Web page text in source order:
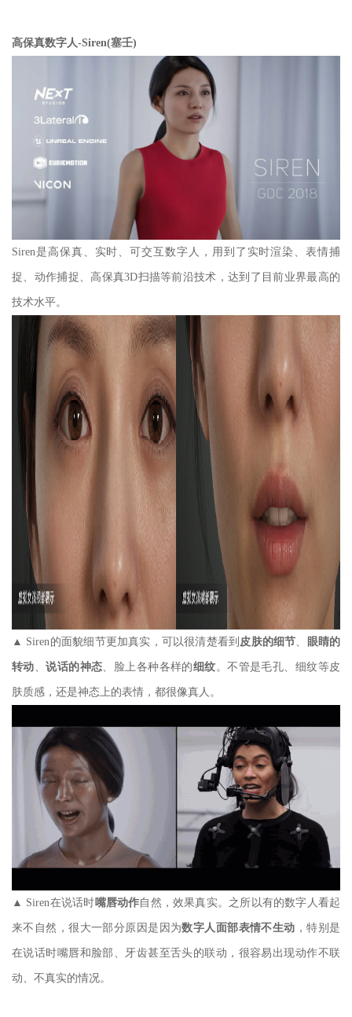
高保真数字人-Siren(塞壬)
Siren是高保真、实时、可交互数字人，用到了实时渲染、表情捕
捉、动作捕捉、高保真3D扫描等前沿技术，达到了目前业界最高的
技术水平。
▲ Siren的面貌细节更加真实，可以很清楚看到 皮肤的细节、 眼睛的
转动、说话的神态、脸上各种各样的细纹。不管是毛孔、细纹等皮
肤质感，还是神态上的表情，都很像真人。
▲ Siren在说话时 嘴唇动作自然，效果真实。之所以有的数字人看起
来不自然，很大一部分原因是因为数字人面部表情不生动 ，特别是
在说话时嘴唇和脸部、牙齿甚至舌头的联动，很容易出现动作不联
动、不真实的情况。